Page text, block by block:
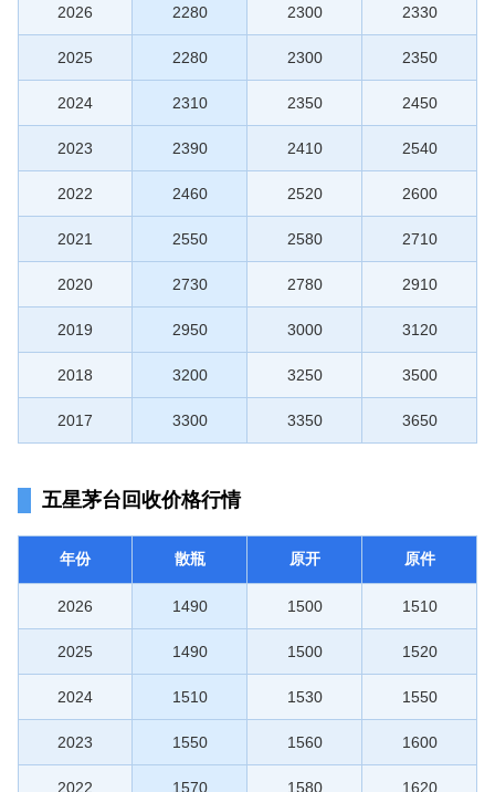
2026 2280 2300 2330
2025 2280 2300 2350
2024 2310 2350 2450
2023 2390 2410 2540
2022 2460 2520 2600
2021 2550 2580 2710
2020 2730 2780 2910
2019 2950 3000 3120
2018 3200 3250 3500
2017 3300 3350 3650
五星茅台回收价格行情
年份 散瓶 原开 原件
2026 1490 1500 1510
2025 1490 1500 1520
2024 1510 1530 1550
2023 1550 1560 1600
2022 1570 1580 1620